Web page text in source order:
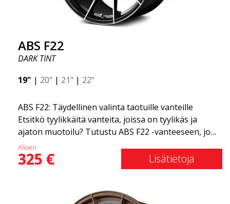
ABS F22
DARK TINT
19" | 20" | 21" | 22"
ABS F22: Täydellinen valinta taotuille vanteille
Etsitkö tyylikkäitä vanteita, joissa on tyylikäs ja
ajaton muotoilu? Tutustu ABS F22 -vanteeseen, joka
on uusi lisäys ABS Luxury Wheels -perheeseen.
Tämän vanteen suuri etu on jopa 50 %:n
painonvähennys. Kaikkien maailman johtavien kilpa-
kaikki ovat samaa mieltä: niin sanottu
Alkaen:
325€ Lisätietoja